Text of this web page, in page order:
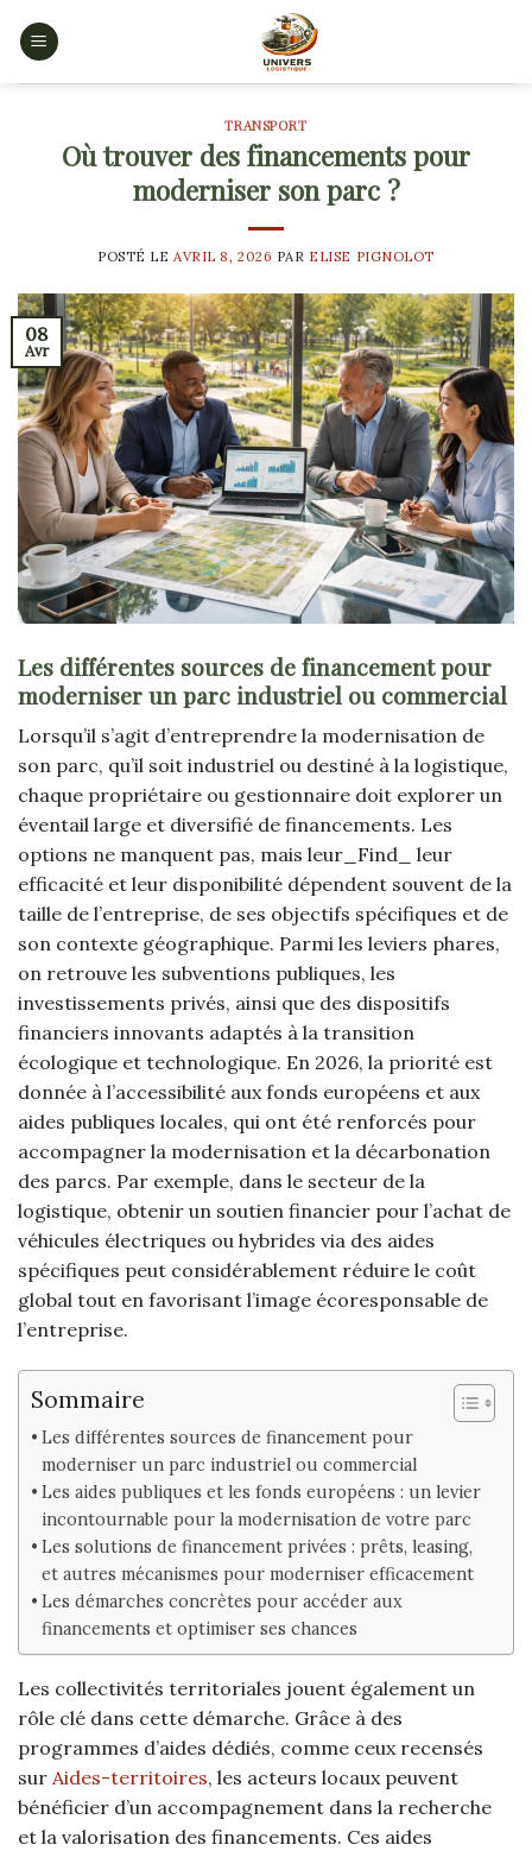
TRANSPORT
Où trouver des financements pour
moderniser son parc ?
POSTÉ LEAVRIL 8, 2026 PAR ELISE PIGNOLOT
08
Avr
Les différentes sources de financement pour
moderniser un parc industriel ou commercial
Lorsqu’il s’agit d’entreprendre la modernisation de
son parc, qu’il soit industriel ou destiné à la logistique,
chaque propriétaire ou gestionnaire doit explorer un
éventail large et diversifié de financements. Les
options ne manquent pas, mais leur_Find_ leur
efficacité et leur disponibilité dépendent souvent de la
taille de l’entreprise, de ses objectifs spécifiques et de
son contexte géographique. Parmi les leviers phares,
on retrouve les subventions publiques, les
investissements privés, ainsi que des dispositifs
financiers innovants adaptés à la transition
écologique et technologique. En 2026, la priorité est
donnée à l’accessibilité aux fonds européens et aux
aides publiques locales, qui ont été renforcés pour
accompagner la modernisation et la décarbonation
des parcs. Par exemple, dans le secteur de la
logistique, obtenir un soutien financier pour l’achat de
véhicules électriques ou hybrides via des aides
spécifiques peut considérablement réduire le coût
global tout en favorisant l’image écoresponsable de
l’entreprise.
Sommaire
Les différentes sources de financement pour
moderniser un parc industriel ou commercial
Les aides publiques et les fonds européens : un levier
incontournable pour la modernisation de votre parc
Les solutions de financement privées : prêts, leasing,
et autres mécanismes pour moderniser efficacement
Les démarches concrètes pour accéder aux
financements et optimiser ses chances
Les collectivités territoriales jouent également un
rôle clé dans cette démarche. Grâce à des
programmes d’aides dédiés, comme ceux recensés
sur Aides-territoires, les acteurs locaux peuvent
bénéficier d’un accompagnement dans la recherche
et la valorisation des financements. Ces aides